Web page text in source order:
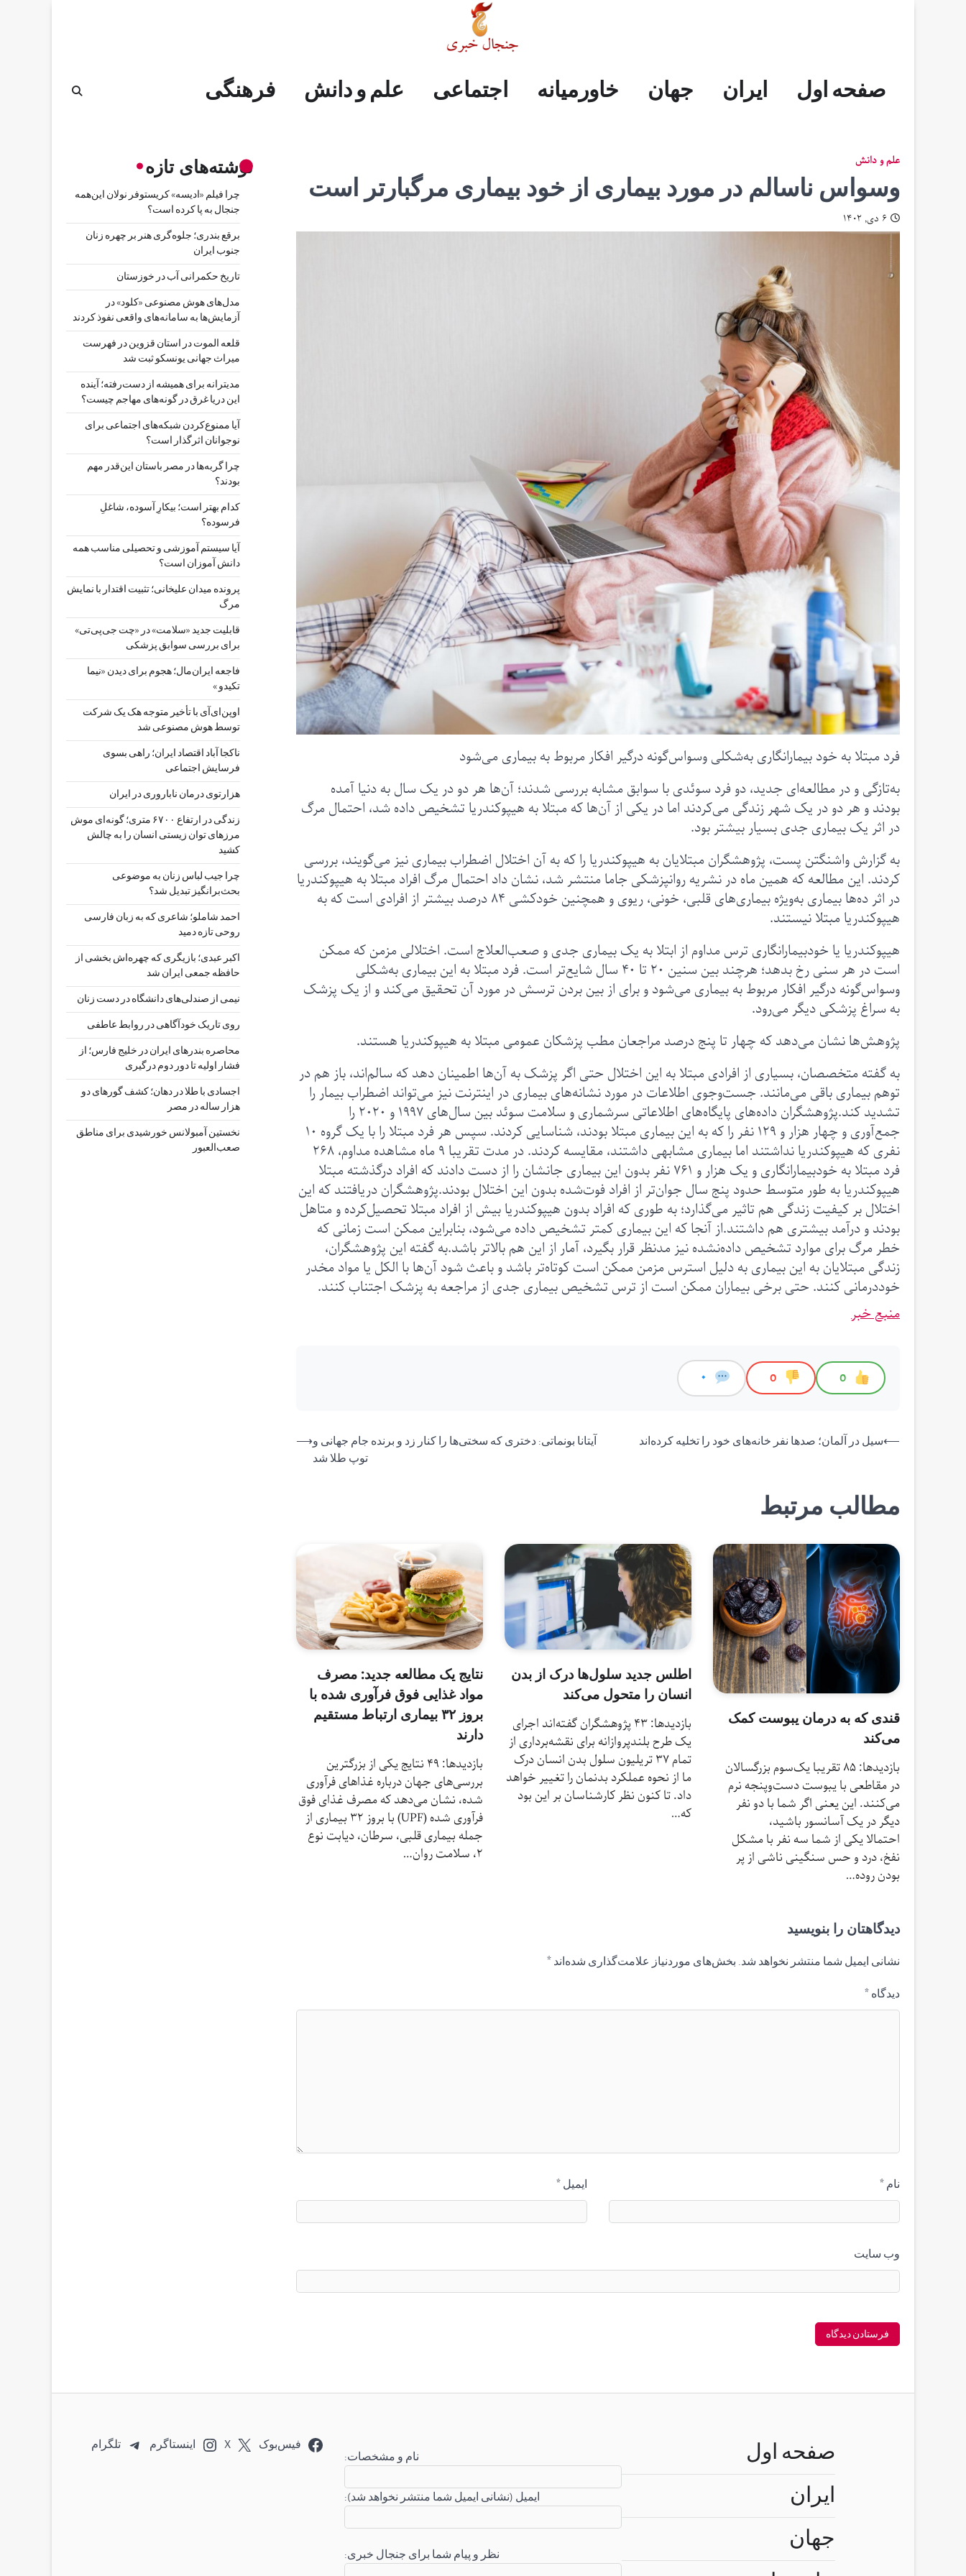
صفحه
ایران
جهان
خاورمیانه
اجتماعی
علم
فرهنگی
صفحه اول ایران جهان خاورمیانه اجتماعی علم و دانش فرهنگی
علم و دانش
وسواس ناسالم در مورد بیماری از خود بیماری مرگبارتر است
۶ دی, ۱۴۰۲
فرد مبتلا به خود بیمارانگاری به‌شکلی وسواس‌گونه‌ درگیر افکار مربوط به بیماری می‌شود
به‌تازگی و در مطالعه‌ای جدید، دو فرد سوئدی با سوابق مشابه بررسی شدند؛ آن‌ها هر دو در یک سال به دنیا آمده
بودند و هر دو در یک شهر زندگی می‌کردند اما در یکی از آن‌ها‌ که مبتلا به هیپوکندریا تشخیص داده شد‌، احتمال مرگ
در اثر یک بیماری جدی بسیار بیشتر بود.
به گزارش واشنگتن پست، پژوهشگران مبتلایان به هیپوکندریا را‌ که به آن اختلال اضطراب بیماری نیز می‌گویند، بررسی
کردند. این مطالعه که همین ماه در نشریه روانپزشکی جاما منتشر شد، نشان داد احتمال مرگ افراد مبتلا به هیپوکندریا
در اثر ده‌ها بیماری به‌ویژه بیماری‌های قلبی، خونی، ریوی و همچنین خودکشی ۸۴ درصد بیشتر از افرادی است که به
هیپوکندریا مبتلا نیستند.
هیپوکندریا یا خودبیمارانگاری ترس مداوم از ابتلا به یک بیماری جدی و صعب‌العلاج است. اختلالی مزمن که ممکن
است در هر سنی رخ بدهد؛ هرچند بین سنین ۲۰ تا ۴۰ سال شایع‌تر است. فرد مبتلا به این بیماری به‌شکلی
وسواس‌گونه‌ درگیر افکار مربوط به بیماری می‌شود و برای از بین بردن ترسش در مورد آن تحقیق می‌کند و از یک پزشک
به سراغ پزشکی دیگر می‌رود.
پژوهش‌ها نشان می‌دهد که چهار تا پنج درصد مراجعان مطب‌ پزشکان عمومی مبتلا به هیپوکندریا هستند.
به گفته متخصصان، بسیاری از افرادی مبتلا به این اختلال حتی اگر پزشک به آن‌ها اطمینان دهد که سالم‌اند، باز هم در
توهم بیماری باقی می‌مانند. جست‌وجوی اطلاعات در مورد نشانه‌های بیماری در اینترنت نیز می‌تواند اضطراب بیمار را
تشدید کند.پژوهشگران داده‌های پایگاه‌های اطلاعاتی سرشماری و سلامت سوئد بین سال‌های ۱۹۹۷ و ۲۰۲۰ را
جمع‌آوری و چهار هزار و ۱۲۹ نفر را که به این بیماری مبتلا بودند، شناسایی کردند. سپس هر فرد مبتلا را با یک گروه ۱۰
نفری که هیپوکندریا نداشتند اما بیماری مشابهی داشتند، مقایسه کردند. در مدت تقریبا ۹ ماه مشاهده مداوم، ۲۶۸
فرد مبتلا به خودبیمارانگاری و یک هزار و ۷۶۱ نفر بدون این بیماری جانشان را از دست دادند که افراد درگذشته مبتلا
هیپوکندریا به طور متوسط حدود پنج سال جوان‌تر از افراد فوت‌شده بدون این اختلال بودند.پژوهشگران دریافتند که این
اختلال بر کیفیت زندگی هم تاثیر می‌گذارد؛ به طوری که افراد بدون هیپوکندریا بیش از افراد مبتلا تحصیل‌کرده و متاهل
بودند و درآمد بیشتری هم داشتند.از آنجا که این بیماری کمتر تشخیص داده می‌شود، بنابراین ممکن است زمانی که
خطر مرگ برای موارد تشخیص داده‌نشده نیز مدنظر قرار بگیرد، آمار از این هم بالاتر باشد.به گفته این پژوهشگران،
زندگی مبتلایان به این بیماری به دلیل استرس مزمن ممکن است کوتاه‌تر باشد و باعث شود آن‌ها با الکل یا مواد مخدر
خوددرمانی کنند. حتی برخی بیماران ممکن است از ترس تشخیص بیماری جدی از مراجعه به پزشک اجتناب کنند.
منبع خبر
0
0
0
راهبری
⟵سیل در آلمان؛ صدها نفر خانه‌های خود را تخلیه کرده‌اند
آیتانا بونماتی: دختری که سختی‌ها را کنار زد و برنده جام جهانی و
توپ طلا شد
⟶
مطالب مرتبط
قندی که به درمان یبوست کمک
می‌‌کند
بازدیدها: 85 تقریبا یک‌سوم بزرگسالان
در مقاطعی با یبوست دست‌وپنجه نرم
می‌کنند. این یعنی اگر شما با دو نفر
دیگر در یک آسانسور باشید،
احتمالا یکی از شما سه نفر با مشکل
نفخ، درد و حس سنگینی ناشی از پر
بودن روده…
اطلس جدید سلول‌ها درک از بدن
انسان را متحول می‌کند
بازدیدها: 43 پژوهشگران گفته‌اند اجرای
یک طرح بلندپروازانه برای نقشه‌برداری از
تمام ۳۷ تریلیون سلول بدن انسان درک
ما از نحوه عملکرد بدنمان را تغییر خواهد
داد. تا کنون نظر کارشناسان بر این بود
که…
نتایج یک مطالعه جدید: مصرف
مواد غذایی فوق فرآوری شده با
بروز ۳۲ بیماری ارتباط مستقیم
دارند
بازدیدها: 49 نتایج یکی از بزرگترین
بررسی‌‌های جهان درباره غذاهای فرآوری
شده، نشان می‌دهد که مصرف غذای فوق
فرآوری شده (UPF) با بروز ۳۲ بیماری از
جمله بیماری قلبی، سرطان، دیابت نوع
۲، سلامت روان…
دیدگاهتان را بنویسید
نشانی ایمیل شما منتشر نخواهد شد. بخش‌های موردنیاز علامت‌گذاری شده‌اند *
دیدگاه *
نام * ایمیل *
وب‌ سایت
نوشته‌های تازه
چرا فیلم «ادیسه» کریستوفر نولان این‌همه
جنجال به پا کرده است؟
برقع بندری؛ جلوه‌گری هنر بر چهره زنان
جنوب ایران
تاریخ حکمرانی آب در خوزستان
مدل‌های هوش مصنوعی «کلود» در
آزمایش‌ها به سامانه‌های واقعی نفوذ کردند
قلعه الموت در استان قزوین در فهرست
میراث جهانی یونسکو ثبت شد
مدیترانه برای همیشه از دست‌رفته؛ آینده
این دریا غرق در گونه‌های مهاجم چیست؟
آیا ممنوع‌کردن شبکه‌های اجتماعی برای
نوجوانان اثرگذار است؟
چرا گربه‌ها در مصر باستان این‌قدر مهم
بودند؟
کدام بهتر است؛ بیکارِ آسوده، شاغلِ
فرسوده؟
آیا سیستم آموزشی و تحصیلی مناسب همه
دانش آموزان است؟
پرونده میدان علیخانی؛ تثبیت اقتدار با نمایش
مرگ
قابلیت جدید «سلامت» در «چت ‌جی‌پی‌تی»
برای بررسی سوابق پزشکی
فاجعه ایران‌مال؛ هجوم برای دیدن «نیما
تکیدو »
اوپن‌ای‌آی با تأخیر متوجه هک یک شرکت
توسط هوش مصنوعی شد
ناکجا آباد اقتصاد ایران؛ راهی بسوی
فرسایش اجتماعی
هزارتوی درمان ناباروری در ایران
زندگی در ارتفاع ۶۷۰۰ متری؛ گونه‌ای موش
مرزهای توان زیستی انسان را به چالش
کشید
چرا جیب‌ لباس زنان به موضوعی
بحث‌برانگیز تبدیل شد؟
احمد شاملو؛ شاعری که به زبان فارسی
روحی تازه دمید
اکبر عبدی؛ بازیگری که چهره‌اش بخشی از
حافظه جمعی ایران شد
نیمی از صندلی‌های دانشگاه در دست زنان
روی تاریک خودآگاهی در روابط عاطفی
محاصره بندرهای ایران در خلیج فارس؛ از
فشار اولیه تا دور دوم درگیری
اجسادی با طلا در دهان؛ کشف گورهای دو
هزار ساله در مصر
نخستین آمبولانس خورشیدی برای مناطق
صعب‌العبور
صفحه اول
ایران
جهان
:نام و مشخصات
:ایمیل (نشانی ایمیل شما منتشر نخواهد شد)
:نظر و پیام شما برای جنجال خبری
فیس‌بوک X اینستاگرم تلگرام